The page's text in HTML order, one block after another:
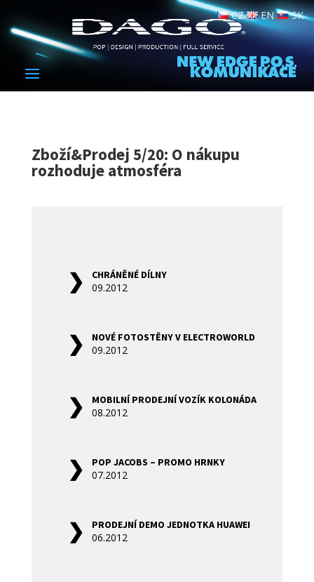
CZ EN SK
Zboží&Prodej 5/20: O nákupu
rozhoduje atmosféra
CHRÁNĚNÉ DÍLNY
09.2012
NOVÉ FOTOSTĚNY V ELECTROWORLD
09.2012
MOBILNÍ PRODEJNÍ VOZÍK KOLONÁDA
08.2012
POP JACOBS – PROMO HRNKY
07.2012
PRODEJNÍ DEMO JEDNOTKA HUAWEI
06.2012